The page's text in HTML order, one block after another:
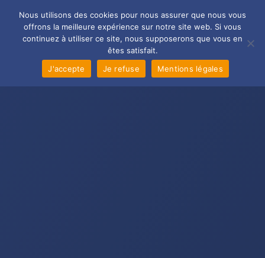
Main
Nous utilisons des cookies pour nous assurer que nous vous
offrons la meilleure expérience sur notre site web. Si vous
continuez à utiliser ce site, nous supposerons que vous en
êtes satisfait.
J'accepte
Je refuse Mentions légales